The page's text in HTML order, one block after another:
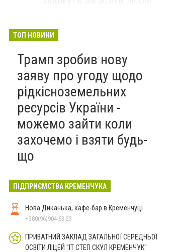
ТОП НОВИНИ
Трамп зробив нову
заяву про угоду щодо
рідкісноземельних
ресурсів України -
можемо зайти коли
захочемо і взяти будь-
що
ПІДПРИЄМСТВА КРЕМЕНЧУКА
Нова Диканька, кафе-бар в Кременчуці
+380(96)904-63-23
ПРИВАТНИЙ ЗАКЛАД ЗАГАЛЬНОЇ СЕРЕДНЬОЇ
ОСВІТИ ЛІЦЕЙ "ІТ СТЕП СКУЛ КРЕМЕНЧУК"